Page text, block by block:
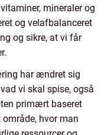
mineraler og
og velafbalanceret
og sikre, at vi får
har ændret sig
vi skal spise, også
primært baseret
hvor man